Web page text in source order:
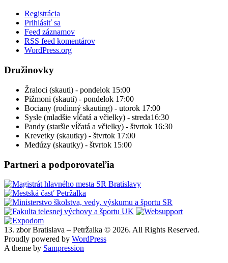
Registrácia
Prihlásiť sa
Feed záznamov
RSS feed komentárov
WordPress.org
Družinovky
Žraloci (skauti) - pondelok 15:00
Pižmoni (skauti) - pondelok 17:00
Bociany (rodinný skauting) - utorok 17:00
Sysle (mladšie vĺčatá a včielky) - streda16:30
Pandy (staršie vĺčatá a včielky) - štvrtok 16:30
Krevetky (skautky) - štvrtok 17:00
Medúzy (skautky) - štvrtok 15:00
Partneri a podporovateľia
13. zbor Bratislava – Petržalka © 2026. All Rights Reserved.
Proudly powered by WordPress
A theme by Sampression